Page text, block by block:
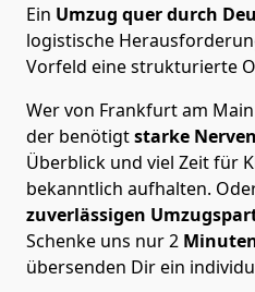
Ein Umzug quer durch
logistische
Vorfeld eine strukturierte
Wer von Frankfurt am
der benötigtstarke Nerven
Überblick und viel Zeit für
bekanntlich aufhalten.
zuverlässigen
Schenke uns nur2
übersenden Dir ein